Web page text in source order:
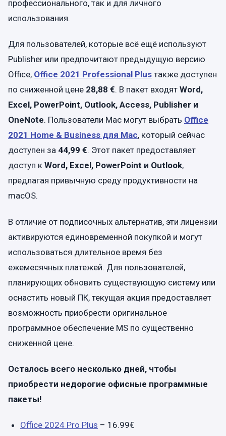
профессионального, так и для личного
использования.
Для пользователей, которые всё ещё используют
Publisher или предпочитают предыдущую версию
Office, Office 2021 Professional Plus также доступен
по сниженной цене 28,88 €. В пакет входят Word,
Excel, PowerPoint, Outlook, Access, Publisher и
OneNote. Пользователи Mac могут выбрать Office
2021 Home & Business для Mac, который сейчас
доступен за 44,99 €. Этот пакет предоставляет
доступ к Word, Excel, PowerPoint и Outlook,
предлагая привычную среду продуктивности на
macOS.
В отличие от подписочных альтернатив, эти лицензии
активируются единовременной покупкой и могут
использоваться длительное время без
ежемесячных платежей. Для пользователей,
планирующих обновить существующую систему или
оснастить новый ПК, текущая акция предоставляет
возможность приобрести оригинальное
программное обеспечение MS по существенно
сниженной цене.
Осталось всего несколько дней, чтобы
приобрести недорогие офисные программные
пакеты!
Office 2024 Pro Plus – 16.99€